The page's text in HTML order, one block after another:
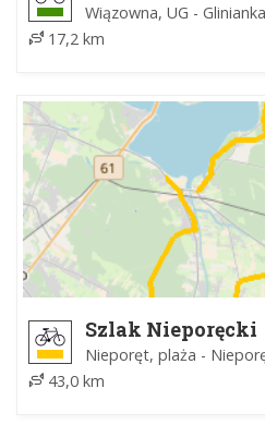
Wiązowna, UG -
17,2 km
Szlak Nieporęcki
Nieporęt, plaża -
43,0 km